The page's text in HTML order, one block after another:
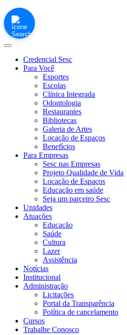
Credencial Sesc
Para Você
Esportes
Escolas
Clínica Integrada
Odontologia
Restaurantes
Bibliotecas
Galeria de Artes
Locação de Espaços
Benefícios
Para Empresas
Sesc nas Empresas
Projeto Qualidade de Vida
Locação de Espaços
Educação em saúde
Seja um parceiro Sesc
Unidades
Atuações
Educação
Saúde
Cultura
Lazer
Assistência
Notícias
Institucional
Administração
Licitações
Portal da Transparência
Política de cancelamento
Cursos
Trabalhe Conosco